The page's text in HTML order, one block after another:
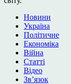
Новини
Україна
Політичне
Економіка
Війна
Статті
Відео
Зв’язок